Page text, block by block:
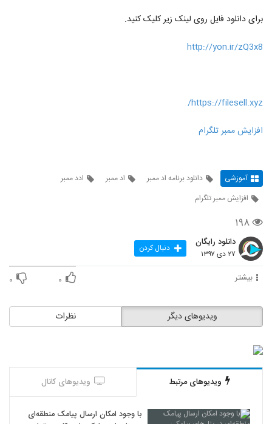
برای دانلود فایل روی لینک زیر کلیک کنید.
http://yon.ir/zQ3x8
https://filesell.xyz/
افزایش ممبر تلگرام
آموزشی دانلود برنامه اد ممبر اد ممبر
ادد ممبر
افزایش ممبر تلگرام
۱۹۸
دانلود رایگان
۲۷ دی ۱۳۹۷ دنبال کردن
بیشتر ۰ ۰
نظرات ویدیوهای دیگر
ویدیوهای مرتبط ویدیوهای کانال
با وجود امکان ارسال پیامک منطقه‌ای